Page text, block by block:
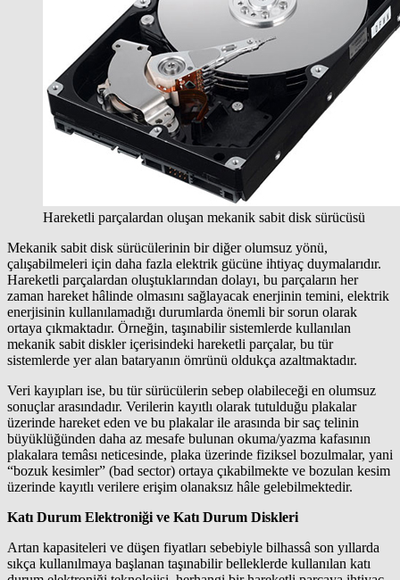
Hareketli parçalardan oluşan mekanik sabit disk sürücüsü
Mekanik sabit disk sürücülerinin bir diğer olumsuz yönü,
çalışabilmeleri için daha fazla elektrik gücüne ihtiyaç duymalarıdır.
Hareketli parçalardan oluştuklarından dolayı, bu parçaların her
zaman hareket hâlinde olmasını sağlayacak enerjinin temini, elektrik
enerjisinin kullanılamadığı durumlarda önemli bir sorun olarak
ortaya çıkmaktadır. Örneğin, taşınabilir sistemlerde kullanılan
mekanik sabit diskler içerisindeki hareketli parçalar, bu tür
sistemlerde yer alan bataryanın ömrünü oldukça azaltmaktadır.
Veri kayıpları ise, bu tür sürücülerin sebep olabileceği en olumsuz
sonuçlar arasındadır. Verilerin kayıtlı olarak tutulduğu plakalar
üzerinde hareket eden ve bu plakalar ile arasında bir saç telinin
büyüklüğünden daha az mesafe bulunan okuma/yazma kafasının
plakalara temâsı neticesinde, plaka üzerinde fiziksel bozulmalar, yani
“bozuk kesimler” (bad sector) ortaya çıkabilmekte ve bozulan kesim
üzerinde kayıtlı verilere erişim olanaksız hâle gelebilmektedir.
Katı Durum Elektroniği ve Katı Durum Diskleri
Artan kapasiteleri ve düşen fiyatları sebebiyle bilhassâ son yıllarda
sıkça kullanılmaya başlanan taşınabilir belleklerde kullanılan katı